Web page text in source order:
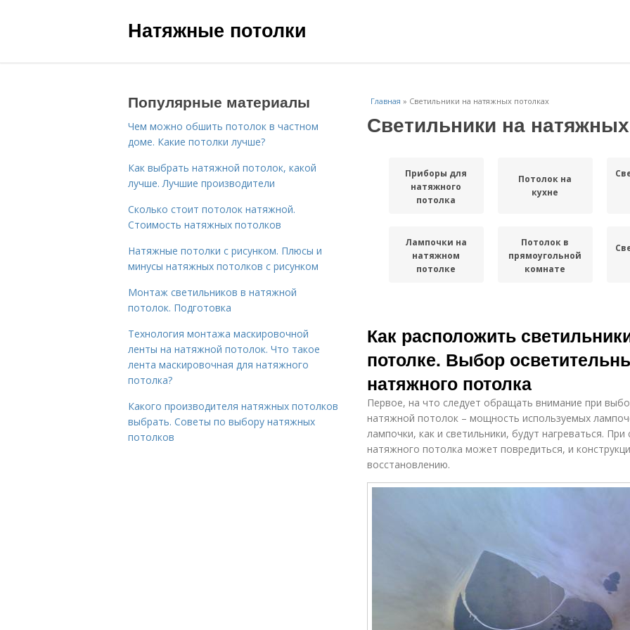
Натяжные потолки
Главная » Светильники на натяжных потолках
Светильники на
Приборы для
натяжного
потолка
Потолок на
кухне
Лампочки на
натяжном
потолке
Потолок в
прямоугольной
комнате
спальне
светильники
Потолок в зале
Светильники в
условиях
Цены на
точечные
Расстояние
светильниками
Светильники
для натяжного
потолка
Лампы для
натяжных
потолков
Как расположить
потолке. Выбор
натяжного потолка
Первое, на что следует обращать внимание при
натяжной потолок – мощность используемых
лампочки, как и светильники, будут нагреваться.
натяжного потолка может повредиться, и
восстановлению.
Популярные материалы
Чем можно обшить потолок в частном
доме. Какие потолки лучше?
Как выбрать натяжной потолок, какой
лучше. Лучшие производители
Сколько стоит потолок натяжной.
Стоимость натяжных потолков
Натяжные потолки с рисунком. Плюсы и
минусы натяжных потолков с рисунком
Монтаж светильников в натяжной
потолок. Подготовка
Технология монтажа маскировочной
ленты на натяжной потолок. Что такое
лента маскировочная для натяжного
потолка?
Какого производителя натяжных потолков
выбрать. Советы по выбору натяжных
потолков